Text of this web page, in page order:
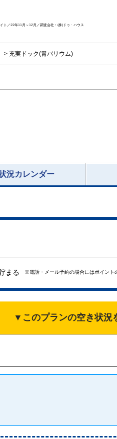
ト／22年11月～12月／調査会社：(株)ドゥ・ハウス
充実ドック(胃バリウム)
況カレンダー
まる ※電話・メール予約の場合にはポイント
▼このプランの空き状況